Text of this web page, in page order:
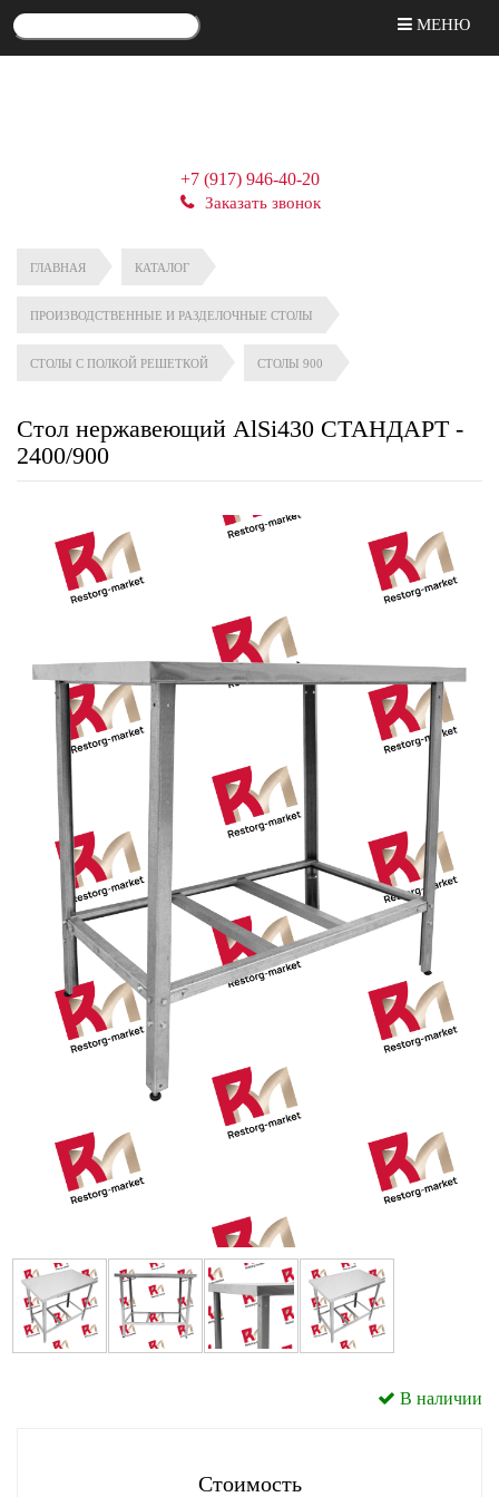
МЕНЮ
+7 (917) 946-40-20
Заказать звонок
ГЛАВНАЯ КАТАЛОГ
ПРОИЗВОДСТВЕННЫЕ И РАЗДЕЛОЧНЫЕ СТОЛЫ
СТОЛЫ С ПОЛКОЙ РЕШЕТКОЙ СТОЛЫ 900
Стол нержавеющий AlSi430 СТАНДАРТ -
2400/900
В наличии
Стоимость